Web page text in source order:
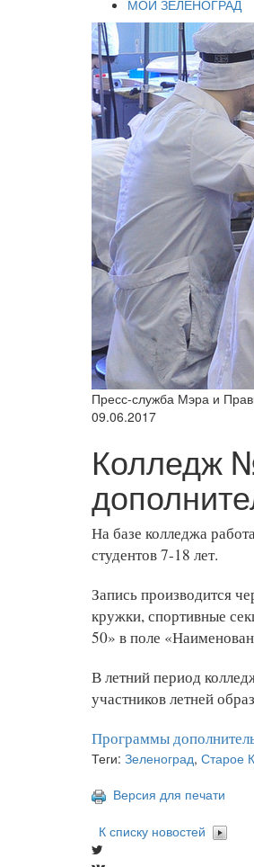
МОЙ ЗЕЛЕНОГРАД
Пресс-служба Мэра и
09.06.2017
Колледж
На базе колледжа
студентов 7-18 лет.
Запись производится
кружки, спортивные
50» в поле
В летний период
участников летней
Программы
Теги: Зеленоград, Старое
Версия для печати
К списку новостей